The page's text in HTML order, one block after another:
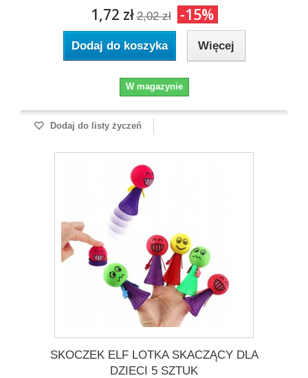
1,72 zł 2,02 zł -15%
Dodaj do koszyka Więcej
W magazynie
Dodaj do listy życzeń
SKOCZEK ELF LOTKA SKACZĄCY DLA
DZIECI 5 SZTUK